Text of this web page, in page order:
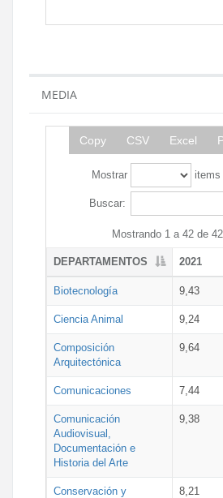
MEDIA
Copy CSV Excel
Mostrar items
Buscar:
Mostrando 1 a 42 de
DEPARTAMENTOS 2021
Biotecnología 9,43
Ciencia Animal 9,24
Composición
Arquitectónica
9,64
Comunicaciones 7,44
Comunicación
Audiovisual,
Documentación e
Historia del Arte
9,38
Conservación y
8,21